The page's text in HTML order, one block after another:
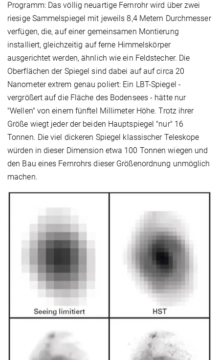
Programm: Das völlig neuartige Fernrohr wird über zwei
riesige Sammelspiegel mit jeweils 8,4 Metern Durchmesser
verfügen, die, auf einer gemeinsamen Montierung
installiert, gleichzeitig auf ferne Himmelskörper
ausgerichtet werden, ähnlich wie ein Feldstecher. Die
Oberflächen der Spiegel sind dabei auf auf circa 20
Nanometer extrem genau poliert: Ein LBT-Spiegel -
vergrößert auf die Fläche des Bodensees - hätte nur
"Wellen" von einem fünftel Millimeter Höhe. Trotz ihrer
Größe wiegt jeder der beiden Hauptspiegel "nur" 16
Tonnen. Die viel dickeren Spiegel klassischer Teleskope
würden in dieser Dimension etwa 100 Tonnen wiegen und
den Bau eines Fernrohrs dieser Größenordnung unmöglich
machen.